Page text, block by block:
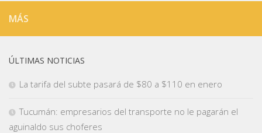
MÁS
ÚLTIMAS NOTICIAS
La tarifa del subte pasará de $80 a $110 en enero
Tucumán: empresarios del transporte no le pagarán el
aguinaldo sus choferes